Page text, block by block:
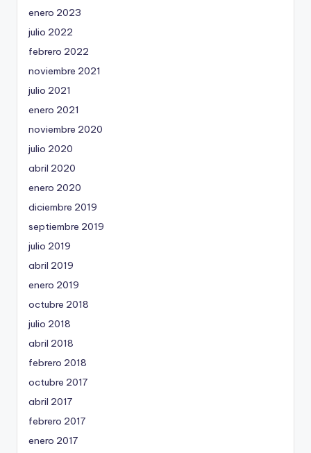
enero 2023
julio 2022
febrero 2022
noviembre 2021
julio 2021
enero 2021
noviembre 2020
julio 2020
abril 2020
enero 2020
diciembre 2019
septiembre 2019
julio 2019
abril 2019
enero 2019
octubre 2018
julio 2018
abril 2018
febrero 2018
octubre 2017
abril 2017
febrero 2017
enero 2017